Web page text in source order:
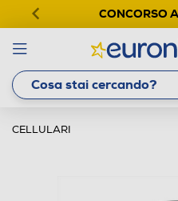
CONCORSO
CELLULARI